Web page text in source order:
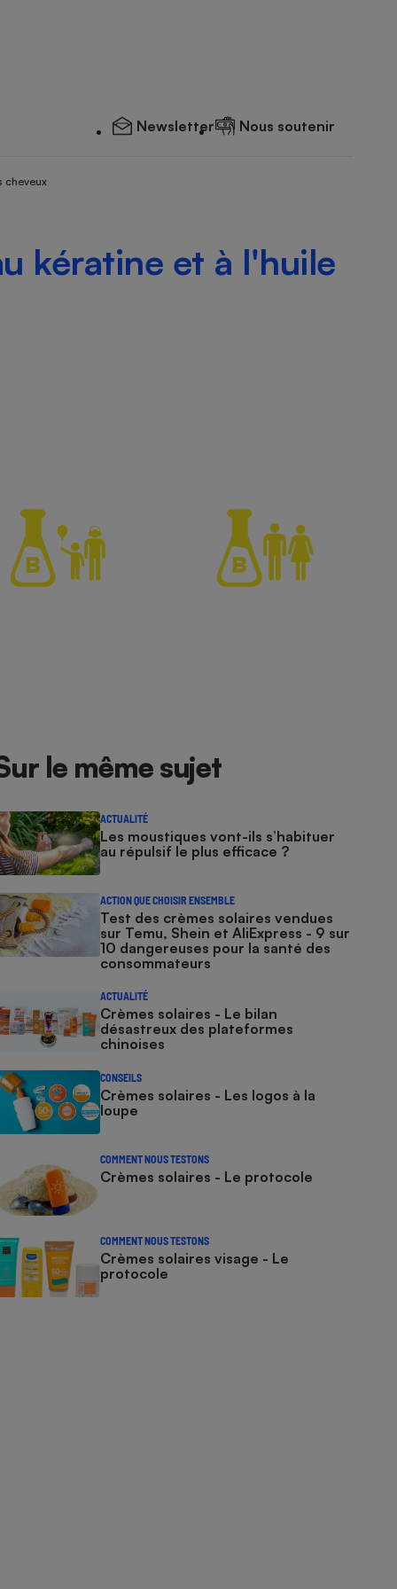
Newsletter Nous soutenir
cheveux
kératine et à l'huile
le même sujet
ACTUALITÉ
Les moustiques vont-ils s’habituer
au répulsif le plus efficace ?
ACTION QUE CHOISIR ENSEMBLE
Test des crèmes solaires vendues
sur Temu, Shein et AliExpress - 9 sur
10 dangereuses pour la santé des
consommateurs
ACTUALITÉ
Crèmes solaires - Le bilan
désastreux des plateformes
chinoises
CONSEILS
Crèmes solaires - Les logos à la
loupe
COMMENT NOUS TESTONS
Crèmes solaires - Le protocole
COMMENT NOUS TESTONS
Crèmes solaires visage - Le
protocole